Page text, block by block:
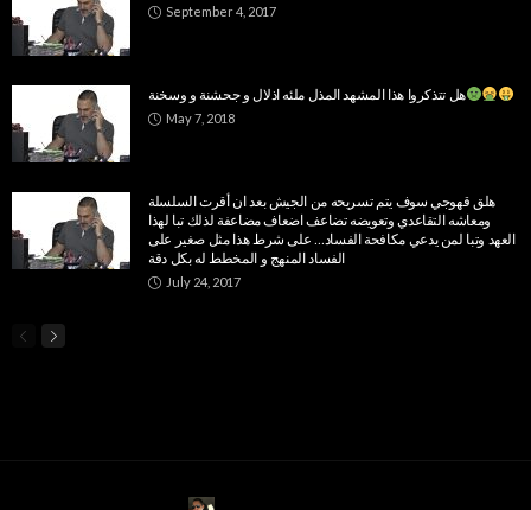
September 4, 2017
هل تتذكروا هذا المشهد المذل ملئه اذلال و جحشنة و وسخنة
May 7, 2018
هلق قهوجي سوف يتم تسريحه من الجيش بعد ان أقرت السلسلة
ومعاشه التقاعدي وتعويضه تضاعف اضعاف مضاعفة لذلك تبا لهذا
العهد ‏وتبا لمن يدعي مكافحة الفساد… على شرط هذا مثل صغير على
الفساد المنهج و المخطط له بكل دقة
July 24, 2017